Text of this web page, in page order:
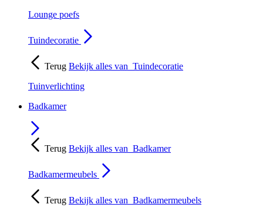
Lounge poefs
Tuindecoratie
Terug Bekijk alles van Tuindecoratie
Tuinverlichting
Badkamer
Terug Bekijk alles van Badkamer
Badkamermeubels
Terug Bekijk alles van Badkamermeubels